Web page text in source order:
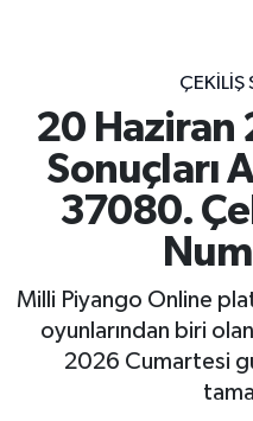
ÇEKILIŞ
20 Haziran
Sonuçları
37080.
Milli Piyango Online
oyunlarından biri
2026 Cumartesi